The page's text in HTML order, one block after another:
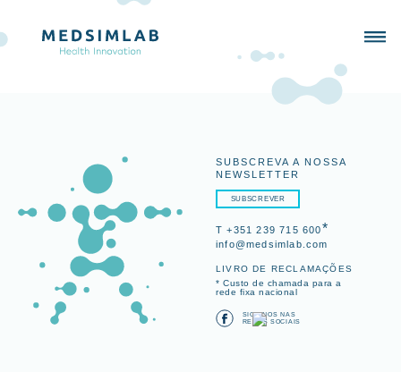
SUBSCREVA A NOSSA
NEWSLETTER
SUBSCREVER
T +351 239 715 600*
info@medsimlab.com
LIVRO DE RECLAMAÇÕES
* Custo de chamada para a
rede fixa nacional
SIGA-NOS NAS
REDES SOCIAIS